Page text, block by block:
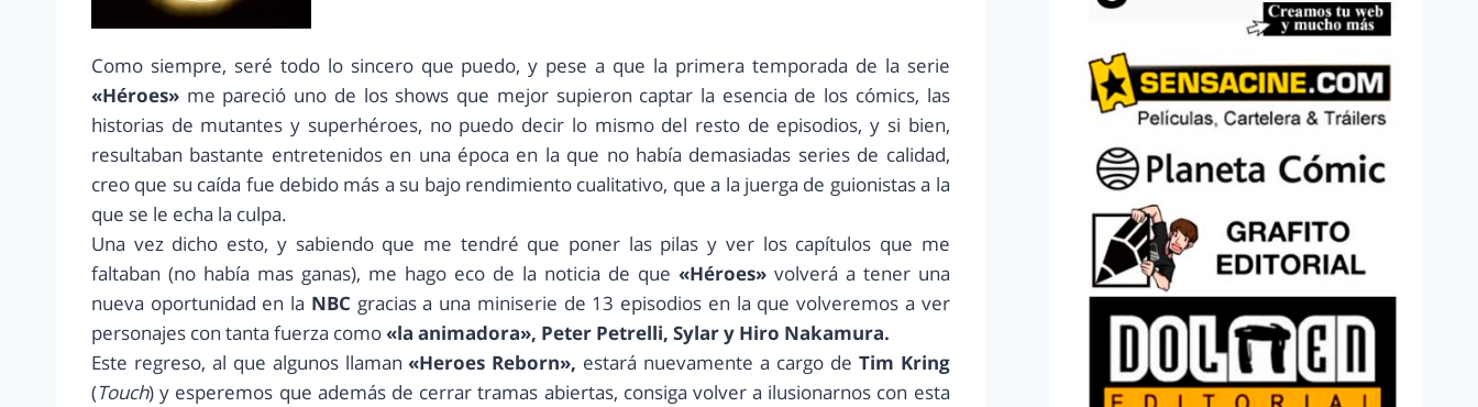
Como siempre, seré todo lo sincero que puedo, y pese a que la primera temporada de la serie
«Héroes» me pareció uno de los shows que mejor supieron captar la esencia de los cómics, las
historias de mutantes y superhéroes, no puedo decir lo mismo del resto de episodios, y si bien,
resultaban bastante entretenidos en una época en la que no había demasiadas series de calidad,
creo que su caída fue debido más a su bajo rendimiento cualitativo, que a la juerga de guionistas a la
que se le echa la culpa.
Una vez dicho esto, y sabiendo que me tendré que poner las pilas y ver los capítulos que me
faltaban (no había mas ganas), me hago eco de la noticia de que «Héroes»volverá a tener una
nueva oportunidad en la NBC gracias a una miniserie de 13 episodios en la que volveremos a ver
personajes con tanta fuerza como«la animadora», Peter Petrelli, Sylar y Hiro Nakamura.
Este regreso, al que algunos llaman«Heroes Reborn», estará nuevamente a cargo de Tim Kring
(Touch) y esperemos que además de cerrar tramas abiertas, consiga volver a ilusionarnos con esta